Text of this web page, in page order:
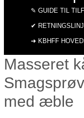
✎ GUIDE TIL
✔︎
➜ KBHFF
Masseret
med æble